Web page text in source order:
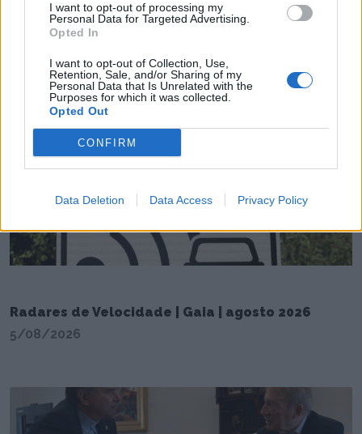
I want to opt-out of processing my
Personal Data for Targeted Advertising.
Opted In
I want to opt-out of Collection, Use,
Retention, Sale, and/or Sharing of my
Personal Data that Is Unrelated with the
Purposes for which it was collected.
Opted Out
CONFIRM
Data Deletion Data Access Privacy Policy
Pavilhão da Lavandeira é palco do melhor do
andebol nacional e internacional
6/08/2026
Radares de Velocidade | Gaia | agosto 2026
5/08/2026